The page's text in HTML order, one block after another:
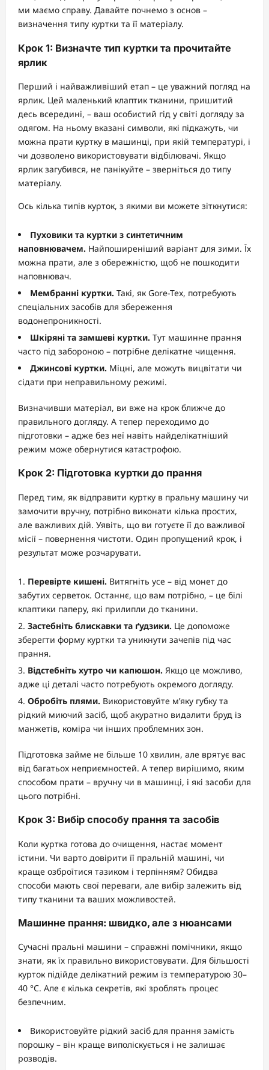
ми маємо справу. Давайте почнемо з основ –
визначення типу куртки та її матеріалу.
Крок 1: Визначте тип куртки та прочитайте
ярлик
Перший і найважливіший етап – це уважний погляд на
ярлик. Цей маленький клаптик тканини, пришитий
десь всередині, – ваш особистий гід у світі догляду за
одягом. На ньому вказані символи, які підкажуть, чи
можна прати куртку в машинці, при якій температурі, і
чи дозволено використовувати відбілювачі. Якщо
ярлик загубився, не панікуйте – зверніться до типу
матеріалу.
Ось кілька типів курток, з якими ви можете зіткнутися:
Пуховики та куртки з синтетичним
наповнювачем. Найпоширеніший варіант для зими. Їх
можна прати, але з обережністю, щоб не пошкодити
наповнювач.
Мембранні куртки. Такі, як Gore-Tex, потребують
спеціальних засобів для збереження
водонепроникності.
Шкіряні та замшеві куртки. Тут машинне прання
часто під забороною – потрібне делікатне чищення.
Джинсові куртки. Міцні, але можуть вицвітати чи
сідати при неправильному режимі.
Визначивши матеріал, ви вже на крок ближче до
правильного догляду. А тепер переходимо до
підготовки – адже без неї навіть найделікатніший
режим може обернутися катастрофою.
Крок 2: Підготовка куртки до прання
Перед тим, як відправити куртку в пральну машину чи
замочити вручну, потрібно виконати кілька простих,
але важливих дій. Уявіть, що ви готуєте її до важливої
місії – повернення чистоти. Один пропущений крок, і
результат може розчарувати.
Перевірте кишені. Витягніть усе – від монет до
забутих серветок. Останнє, що вам потрібно, – це білі
клаптики паперу, які прилипли до тканини.
Застебніть блискавки та ґудзики. Це допоможе
зберегти форму куртки та уникнути зачепів під час
прання.
Відстебніть хутро чи капюшон. Якщо це можливо,
адже ці деталі часто потребують окремого догляду.
Обробіть плями. Використовуйте м’яку губку та
рідкий миючий засіб, щоб акуратно видалити бруд із
манжетів, коміра чи інших проблемних зон.
Підготовка займе не більше 10 хвилин, але врятує вас
від багатьох неприємностей. А тепер вирішимо, яким
способом прати – вручну чи в машинці, і які засоби для
цього потрібні.
Крок 3: Вибір способу прання та засобів
Коли куртка готова до очищення, настає момент
істини. Чи варто довірити її пральній машині, чи
краще озброїтися тазиком і терпінням? Обидва
способи мають свої переваги, але вибір залежить від
типу тканини та ваших можливостей.
Машинне прання: швидко, але з нюансами
Сучасні пральні машини – справжні помічники, якщо
знати, як їх правильно використовувати. Для більшості
курток підійде делікатний режим із температурою 30–
40 °C. Але є кілька секретів, які зроблять процес
безпечним.
Використовуйте рідкий засіб для прання замість
порошку – він краще виполіскується і не залишає
розводів.